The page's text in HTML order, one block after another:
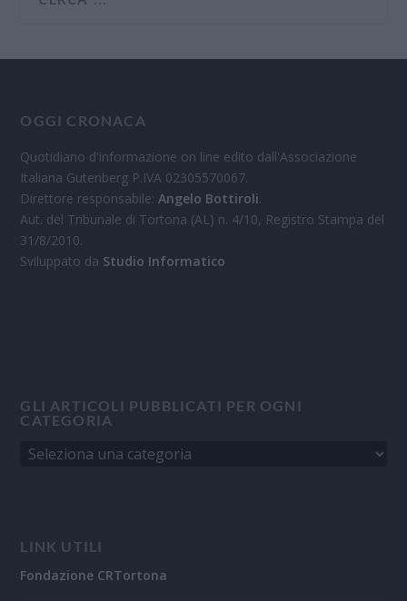
OGGI CRONACA
Quotidiano d'informazione on line edito dall'Associazione
Italiana Gutenberg P.IVA 02305570067.
Direttore responsabile:Angelo Bottiroli.
Aut. del Tribunale di Tortona (AL) n. 4/10, Registro Stampa del
31/8/2010.
Sviluppato da Studio Informatico
GLI ARTICOLI PUBBLICATI PER OGNI
CATEGORIA
LINK UTILI
Fondazione CRTortona